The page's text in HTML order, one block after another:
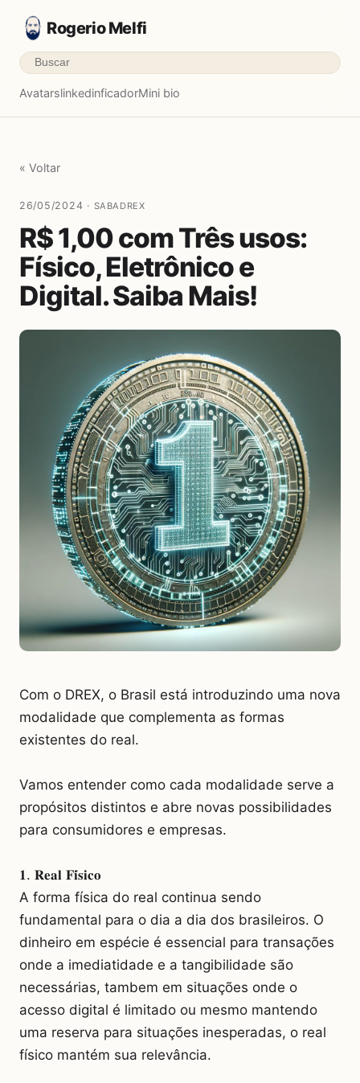
Rogerio Melfi
AvatarslinkedinficadorMini bio
« Voltar
26/05/2024 · SABADREX
R$ 1,00 com Três usos:
Físico, Eletrônico e
Digital. Saiba Mais!
Com o DREX, o Brasil está introduzindo uma nova
modalidade que complementa as formas
existentes do real.
Vamos entender como cada modalidade serve a
propósitos distintos e abre novas possibilidades
para consumidores e empresas.
𝟏. 𝐑𝐞𝐚𝐥 𝐅𝐢́𝐬𝐢𝐜𝐨
A forma física do real continua sendo
fundamental para o dia a dia dos brasileiros. O
dinheiro em espécie é essencial para transações
onde a imediatidade e a tangibilidade são
necessárias, tambem em situações onde o
acesso digital é limitado ou mesmo mantendo
uma reserva para situações inesperadas, o real
físico mantém sua relevância.